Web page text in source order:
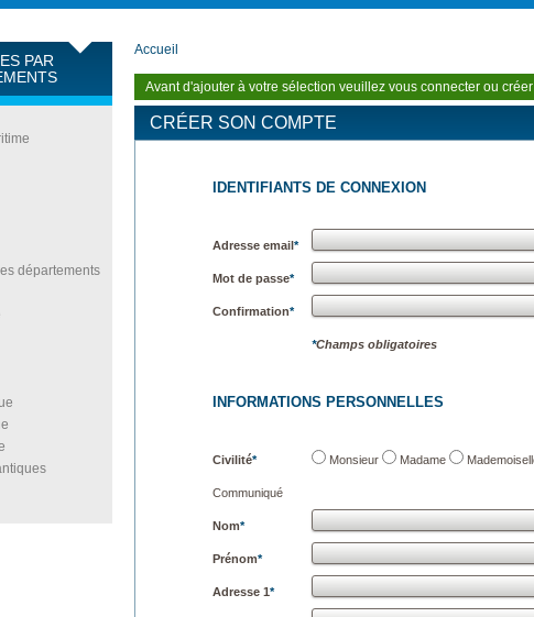
PAR
départements
Accueil
Avant d'ajouter à votre sélection veuillez vous connecter ou
CRÉER SON COMPTE
IDENTIFIANTS DE CONNEXION
Adresse email*
Mot de passe*
Confirmation*
*Champs obligatoires
INFORMATIONS PERSONNELLES
Civilité* Monsieur Madame
Communiqué
Nom*
Prénom*
Adresse 1*